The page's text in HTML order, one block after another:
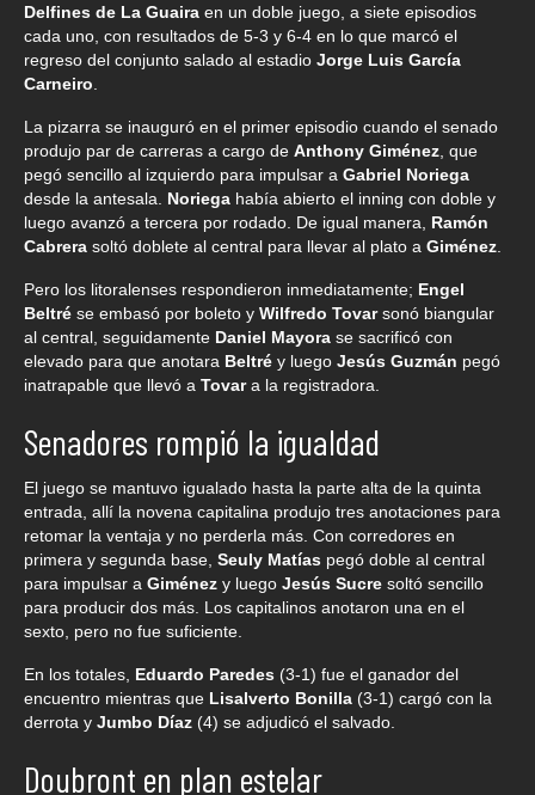
Delfines de La Guaira en un doble juego, a siete episodios
cada uno, con resultados de 5-3 y 6-4 en lo que marcó el
regreso del conjunto salado al estadio Jorge Luis García
Carneiro
La pizarra se inauguró en el primer episodio cuando el senado
produjo par de carreras a cargo de Anthony Giménez , que
pegó sencillo al izquierdo para impulsar a Gabriel Noriega
desde la antesala. Noriega había abierto el inning con doble y
luego avanzó a tercera por rodado. De igual manera, Ramón
Cabrera soltó doblete al central para llevar al plato a Giménez
Pero los litoralenses respondieron inmediatamente; Engel
Beltré se embasó por boleto y Wilfredo Tovarsonó biangular
al central, seguidamente Daniel Mayora se sacrificó con
elevado para que anotara Beltré y luego Jesús Guzmán pegó
inatrapable que llevó a Tovara la registradora.
Senadores rompió la igualdad
El juego se mantuvo igualado hasta la parte alta de la quinta
entrada, allí la novena capitalina produjo tres anotaciones para
retomar la ventaja y no perderla más. Con corredores en
primera y segunda base, Seuly Matías pegó doble al central
para impulsar a Giménez y luego Jesús Sucre soltó sencillo
para producir dos más. Los capitalinos anotaron una en el
sexto, pero no fue suficiente.
En los totales, Eduardo Paredes (3-1) fue el ganador del
encuentro mientras que Lisalverto Bonilla (3-1) cargó con la
derrota y Jumbo Díaz (4) se adjudicó el salvado.
Doubront en plan estelar